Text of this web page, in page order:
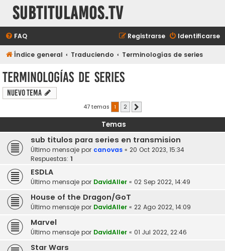
subtitulamos.tv
FAQ Identificarse
Registrarse
Índice general Traduciendo Terminologías de series
Terminologías de series
Nuevo Tema
47 temas 1 2
Temas
sub titulos para series en transmision
Último mensaje por canovas « 20 Oct 2023, 15:34
Respuestas: 1
ESDLA
Último mensaje por DavidAller « 02 Sep 2022, 14:49
House of the Dragon/GoT
Último mensaje por DavidAller « 22 Ago 2022, 14:09
Marvel
Último mensaje por DavidAller « 01 Jul 2022, 22:46
Star Wars